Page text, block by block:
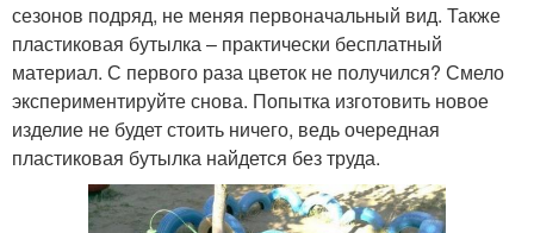
сезонов подряд, не меняя первоначальный вид. Также
пластиковая бутылка – практически бесплатный
материал. С первого раза цветок не получился? Смело
экспериментируйте снова. Попытка изготовить новое
изделие не будет стоить ничего, ведь очередная
пластиковая бутылка найдется без труда.